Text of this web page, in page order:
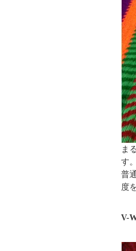
ま
す。
普
度
V-